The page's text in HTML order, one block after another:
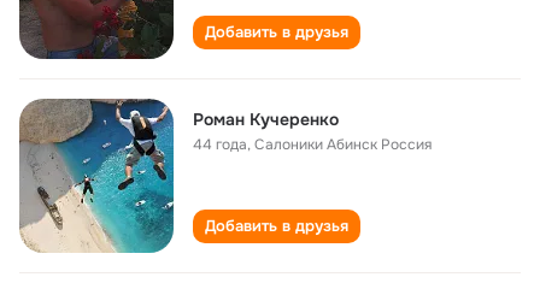
Добавить в друзья
Роман Кучеренко
44 года,Салоники Абинск Россия
Добавить в друзья